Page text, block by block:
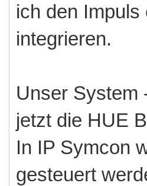
ich den
integrieren.
Unser System
jetzt die HUE
In IP Symcon
gesteuert